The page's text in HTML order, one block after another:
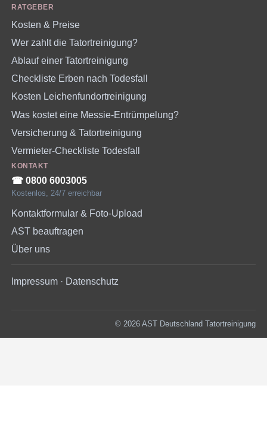
RATGEBER
Kosten & Preise
Wer zahlt die Tatortreinigung?
Ablauf einer Tatortreinigung
Checkliste Erben nach Todesfall
Kosten Leichenfundortreinigung
Was kostet eine Messie-Entrümpelung?
Versicherung & Tatortreinigung
Vermieter-Checkliste Todesfall
KONTAKT
☎︎ 0800 6003005
Kostenlos, 24/7 erreichbar
Kontaktformular & Foto-Upload
AST beauftragen
Über uns
Impressum · Datenschutz
© 2026 AST Deutschland Tatortreinigung